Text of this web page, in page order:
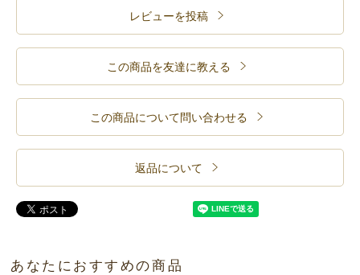
レビューを投稿
この商品を友達に教える
この商品について問い合わせる
返品について
あなたにおすすめの商品